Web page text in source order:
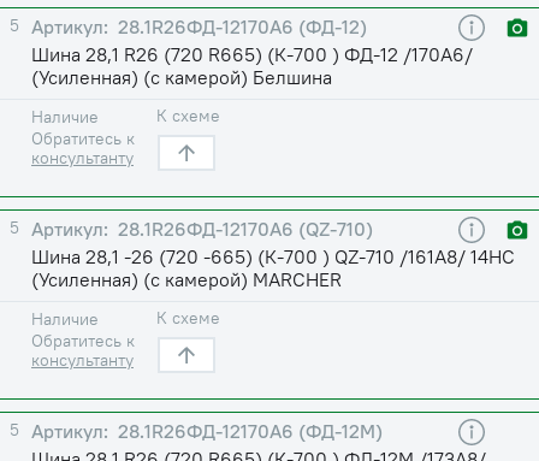
5
28.1R26ФД-12170А6 (ФД-12)
Шина 28,1 R26 (720 R665) (К-700 ) ФД-12 /170A6/
(Усиленная) (с камерой) Белшина
Наличие
Обратитесь к
консультанту
К схеме
5
28.1R26ФД-12170А6 (QZ-710)
Шина 28,1 -26 (720 -665) (К-700 ) QZ-710 /161A8/ 14НС
(Усиленная) (с камерой) MARCHER
Наличие
Обратитесь к
консультанту
К схеме
5
28.1R26ФД-12170А6 (ФД-12М)